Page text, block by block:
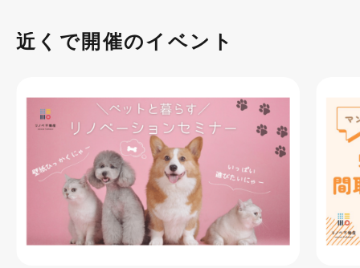
近くで開催のイベント